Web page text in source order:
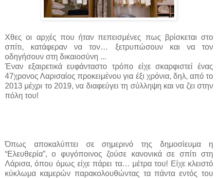
Χθες οι αρχές που ήταν πεπεισμένες πως βρίσκεται στο
σπίτι, κατάφεραν να τον… ξετρυπώσουν και να τον
οδηγήσουν στη δικαιοσύνη ...
Έναν εξαιρετικά ευφάνταστο τρόπο είχε σκαρφιστεί ένας
47χρονος Λαρισαίος προκειμένου για έξι χρόνια, δηλ, από το
2013 μέχρι το 2019, να διαφεύγει τη σύλληψη και να ζει στην
πόλη του!
Όπως αποκαλύπτει σε σημερινό της δημοσίευμα η
“Ελευθερία”, ο φυγόποινος ζούσε κανονικά σε σπίτι στη
Λάρισα, όπου όμως είχε πάρει τα… μέτρα του! Είχε κλειστό
κύκλωμα καμερών παρακολουθώντας τα πάντα εντός του